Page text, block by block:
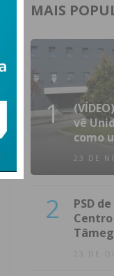
MAIS
1
vê
como
23 DE
2
PSD
23 DE